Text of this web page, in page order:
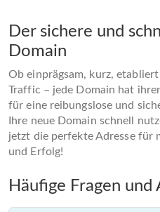
Der sichere und
Domain
Ob einprägsam, kurz,
Traffic – jede Domain hat
für eine reibungslose und
Ihre neue Domain schnell
jetzt die perfekte Adresse für
und Erfolg!
Häufige Fragen